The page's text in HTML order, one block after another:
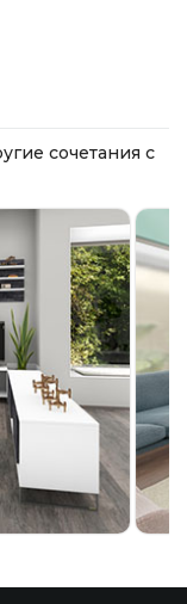
сочетания с